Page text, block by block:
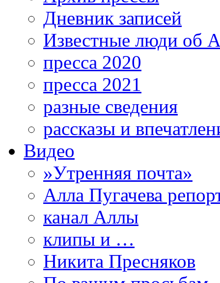
Дневник записей
Известные люди об
пресса 2020
пресса 2021
разные сведения
рассказы и
Видео
»Утренняя почта»
Алла Пугачева
канал Аллы
клипы и …
Никита Пресняков